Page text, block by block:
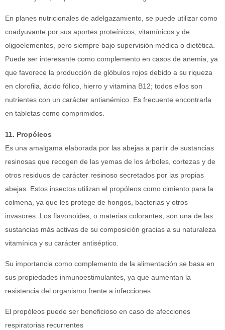
En planes nutricionales de adelgazamiento, se puede utilizar como
coadyuvante por sus aportes proteínicos, vitamínicos y de
oligoelementos, pero siempre bajo supervisión médica o dietética.
Puede ser interesante como complemento en casos de anemia, ya
que favorece la producción de glóbulos rojos debido a su riqueza
en clorofila, ácido fólico, hierro y vitamina B12; todos ellos son
nutrientes con un carácter antianémico. Es frecuente encontrarla
en tabletas como comprimidos.
11. Propóleos
Es una amalgama elaborada por las abejas a partir de sustancias
resinosas que recogen de las yemas de los árboles, cortezas y de
otros residuos de carácter resinoso secretados por las propias
abejas. Estos insectos utilizan el propóleos como cimiento para la
colmena, ya que les protege de hongos, bacterias y otros
invasores. Los flavonoides, o materias colorantes, son una de las
sustancias más activas de su composición gracias a su naturaleza
vitamínica y su carácter antiséptico.
Su importancia como complemento de la alimentación se basa en
sus propiedades inmunoestimulantes, ya que aumentan la
resistencia del organismo frente a infecciones.
El propóleos puede ser beneficioso en caso de afecciones
respiratorias recurrentes